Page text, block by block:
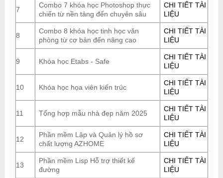
7
Combo 7 khóa học Photoshop thực
chiến từ nền tảng đến chuyên sâu
CHI TIẾT TÀI
LIỆU
8
Combo 8 khóa học tinh học văn
phòng từ cơ bản đến nâng cao
CHI TIẾT TÀI
LIỆU
9 Khóa học Etabs - Safe
CHI TIẾT TÀI
LIỆU
10 Khóa học họa viên kiến trúc
CHI TIẾT TÀI
LIỆU
11 Tổng hợp mẫu nhà đẹp năm 2025
CHI TIẾT TÀI
LIỆU
12
Phần mềm Lập và Quản lý hồ sơ
chất lượng AZHOME
CHI TIẾT TÀI
LIỆU
13
Phần mềm Lisp Hỗ trợ thiết kế
đường
CHI TIẾT TÀI
LIỆU